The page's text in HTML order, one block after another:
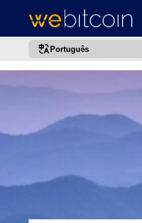
Português